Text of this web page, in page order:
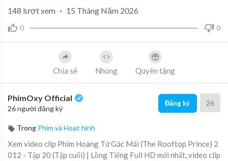
0 0
148 lượt xem · 15 Tháng Năm 2026
Chia sẻ Nhúng Quyên tặng
PhimOxy Official
26 người đăng ký
Đăng ký 26
Trong Phim và Hoạt hình
Xem video clip Phim Hoàng Tử Gác Mái (The Rooftop Prince) 2
012 - Tập 20 (Tập cuối) | Lồng Tiếng Full HD mới nhất, video clip